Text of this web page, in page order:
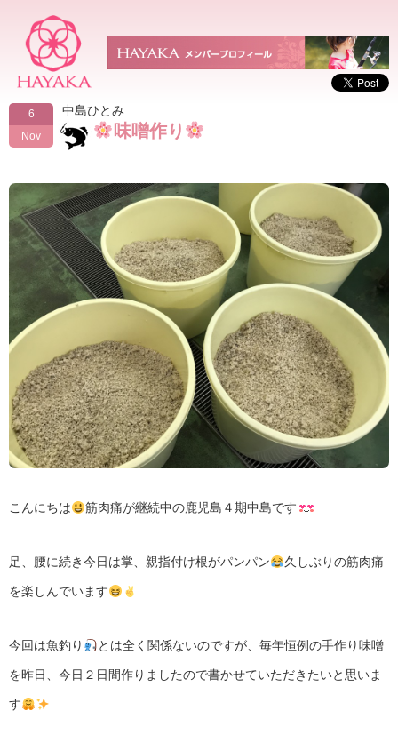
6
Nov
中島ひとみ
味噌作り
こんにちは 筋肉痛が継続中の鹿児島４期中島です
足、腰に続き今日は掌、親指付け根がパンパン 久しぶりの筋肉痛
を楽しんでいます
今回は魚釣り とは全く関係ないのですが、毎年恒例の手作り味噌
を昨日、今日２日間作りましたので書かせていただきたいと思いま
す